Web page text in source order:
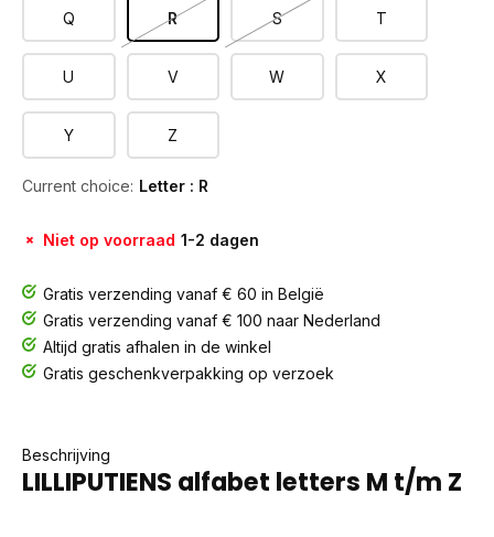
Q R S T
U V W X
Y Z
Current choice: Letter : R
Niet op voorraad 1-2 dagen
Gratis verzending vanaf € 60 in België
Gratis verzending vanaf € 100 naar Nederland
Altijd gratis afhalen in de winkel
Gratis geschenkverpakking op verzoek
Beschrijving
LILLIPUTIENS alfabet letters M t/m Z